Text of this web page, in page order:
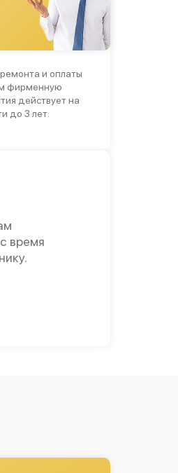
от 60 мин
от 60 мин
от 60 мин
от 60 мин
и оплаты
фирменную
действует на
до 3 лет.
время